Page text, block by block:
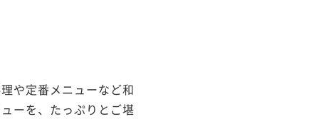
や定番メニューなど和
ーを、たっぷりとご堪